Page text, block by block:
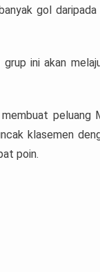
gol
ini akan
klasemen
poin.